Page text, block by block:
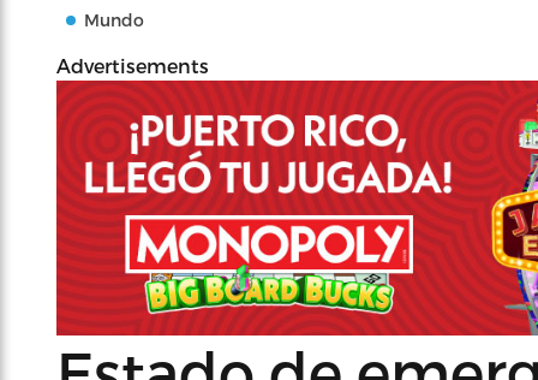
Mundo
Advertisements